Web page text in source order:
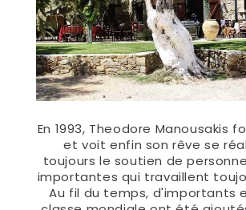
En 1993, Theodore Manousakis
et voit enfin son rêve se
toujours le soutien de
importantes qui travaillent
Au fil du temps, d'importants